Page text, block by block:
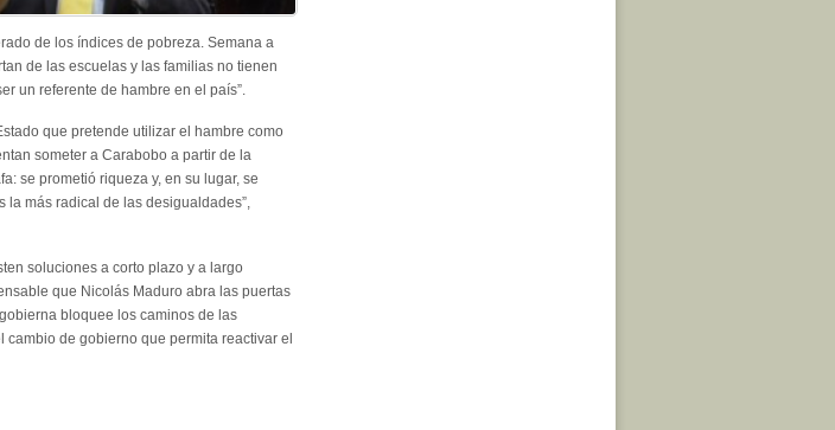
de los índices de pobreza. Semana a
de las escuelas y las familias no tienen
un referente de hambre en el país”.
que pretende utilizar el hambre como
someter a Carabobo a partir de la
se prometió riqueza y, en su lugar, se
más radical de las desigualdades”,
soluciones a corto plazo y a largo
que Nicolás Maduro abra las puertas
bloquee los caminos de las
de gobierno que permita reactivar el